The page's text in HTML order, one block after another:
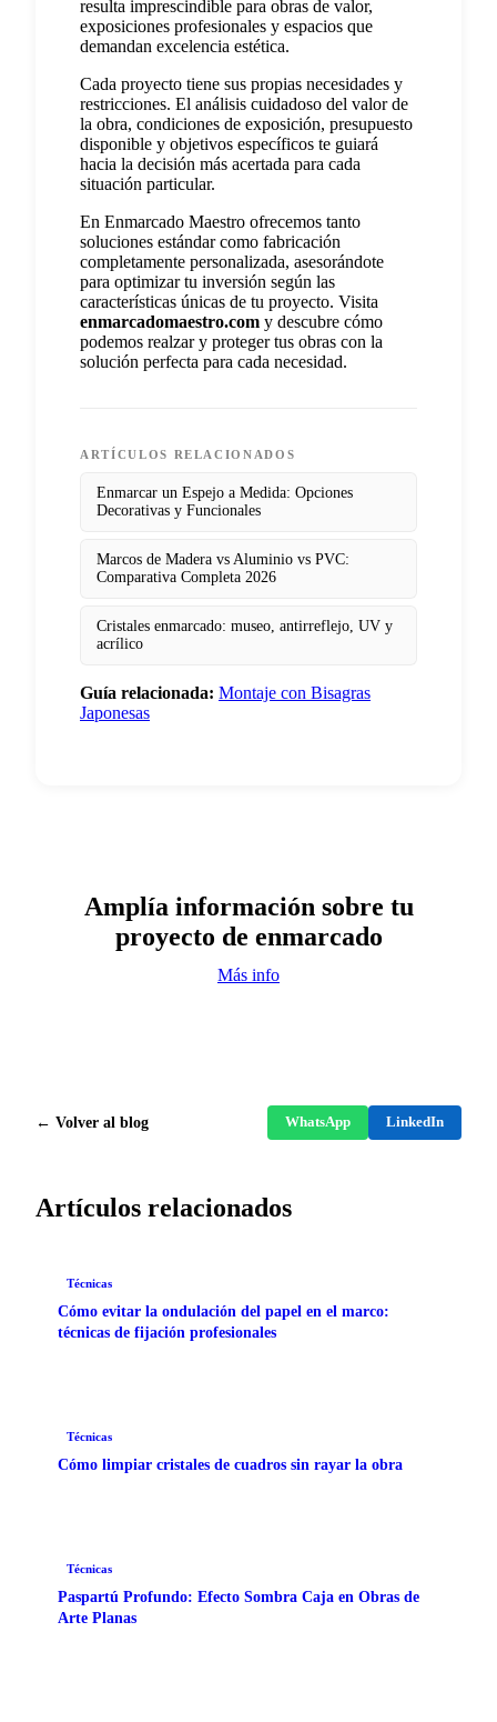
resulta imprescindible para obras de valor,
exposiciones profesionales y espacios que
demandan excelencia estética.
Cada proyecto tiene sus propias necesidades y
restricciones. El análisis cuidadoso del valor de
la obra, condiciones de exposición, presupuesto
disponible y objetivos específicos te guiará
hacia la decisión más acertada para cada
situación particular.
En Enmarcado Maestro ofrecemos tanto
soluciones estándar como fabricación
completamente personalizada, asesorándote
para optimizar tu inversión según las
características únicas de tu proyecto. Visita
enmarcadomaestro.com y descubre cómo
podemos realzar y proteger tus obras con la
solución perfecta para cada necesidad.
ARTÍCULOS RELACIONADOS
Enmarcar un Espejo a Medida: Opciones
Decorativas y Funcionales
Marcos de Madera vs Aluminio vs PVC:
Comparativa Completa 2026
Cristales enmarcado: museo, antirreflejo, UV y
acrílico
Guía relacionada: Montaje con Bisagras
Japonesas
Amplía información sobre tu
proyecto de enmarcado
Más info
← Volver al blog WhatsApp LinkedIn
Artículos relacionados
Técnicas
Cómo evitar la ondulación del papel en el marco:
técnicas de fijación profesionales
Técnicas
Cómo limpiar cristales de cuadros sin rayar la obra
Técnicas
Paspartú Profundo: Efecto Sombra Caja en Obras de
Arte Planas